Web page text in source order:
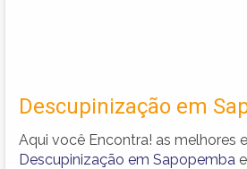
Descupinização em
Aqui você Encontra! as melhores
Descupinização em Sapopemba